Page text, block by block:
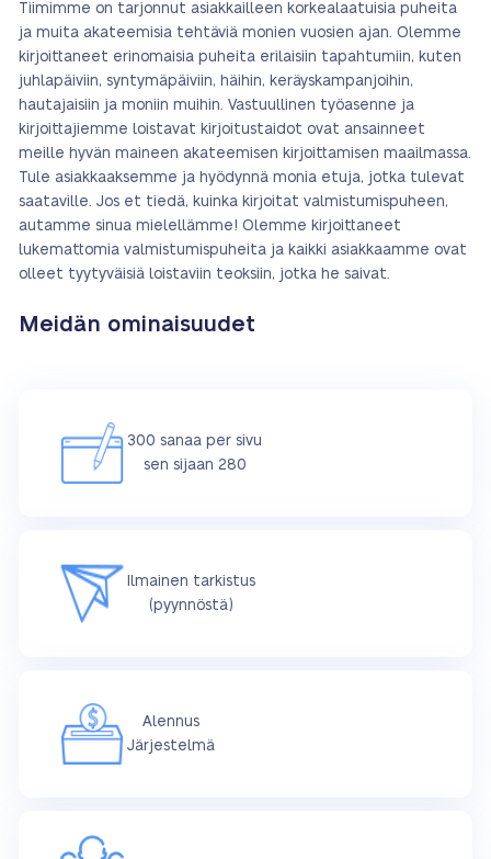
Tiimimme on tarjonnut asiakkailleen korkealaatuisia puheita
ja muita akateemisia tehtäviä monien vuosien ajan. Olemme
kirjoittaneet erinomaisia puheita erilaisiin tapahtumiin, kuten
juhlapäiviin, syntymäpäiviin, häihin, keräyskampanjoihin,
hautajaisiin ja moniin muihin. Vastuullinen työasenne ja
kirjoittajiemme loistavat kirjoitustaidot ovat ansainneet
meille hyvän maineen akateemisen kirjoittamisen maailmassa.
Tule asiakkaaksemme ja hyödynnä monia etuja, jotka tulevat
saataville. Jos et tiedä, kuinka kirjoitat valmistumispuheen,
autamme sinua mielellämme! Olemme kirjoittaneet
lukemattomia valmistumispuheita ja kaikki asiakkaamme ovat
olleet tyytyväisiä loistaviin teoksiin, jotka he saivat.
Meidän ominaisuudet
300 sanaa per sivu
sen sijaan 280
Ilmainen tarkistus
(pyynnöstä)
Alennus
Järjestelmä